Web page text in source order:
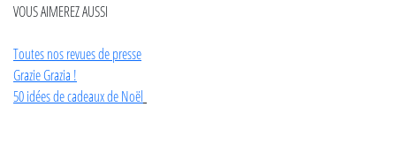
VOUS AIMEREZ AUSSI
Toutes nos revues de presse
Grazie Grazia !
50 idées de cadeaux de Noël